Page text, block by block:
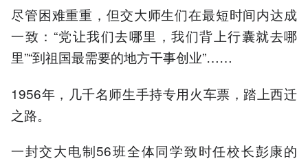
尽管困难重重，但交大师生们在最短时间内达成
一致：“党让我们去哪里，我们背上行囊就去哪
里”“到祖国最需要的地方干事创业”……
1956年，几千名师生手持专用火车票，踏上西迁
之路。
一封交大电制56班全体同学致时任校长彭康的